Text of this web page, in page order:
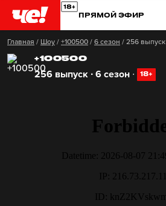
ПРЯМОЙ ЭФИР
Главная / Шоу / +100500 / 6 сезон / 256 выпуск
+100500
256 выпуск ∙ 6 сезон ∙ 18+